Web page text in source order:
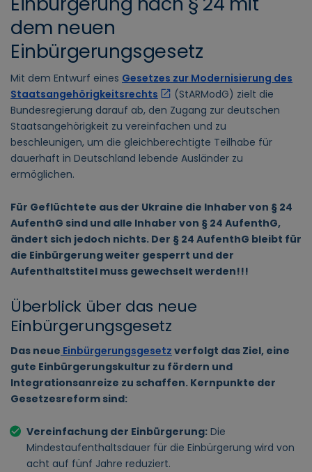
dem neuen
Einbürgerungsgesetz
Mit dem Entwurf eines Gesetzes zur Modernisierung des
Staatsangehörigkeitsrechts
(StARModG) zielt die
Bundesregierung darauf ab, den Zugang zur deutschen
Staatsangehörigkeit zu vereinfachen und zu
beschleunigen, um die gleichberechtigte Teilhabe für
dauerhaft in Deutschland lebende Ausländer zu
ermöglichen.
Für Geflüchtete aus der Ukraine die Inhaber von § 24
AufenthG sind und alle Inhaber von § 24 AufenthG,
ändert sich jedoch nichts. Der § 24 AufenthG bleibt für
die Einbürgerung weiter gesperrt und der
Aufenthaltstitel muss gewechselt werden!!!
Überblick über das neue
Einbürgerungsgesetz
Das neue Einbürgerungsgesetz verfolgt das Ziel, eine
gute Einbürgerungskultur zu fördern und
Integrationsanreize zu schaffen. Kernpunkte der
Gesetzesreform sind:
Vereinfachung der Einbürgerung: Die
Mindestaufenthaltsdauer für die Einbürgerung wird von
acht auf fünf Jahre reduziert.